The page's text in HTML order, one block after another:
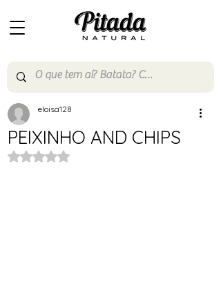
PEIXINHO AND CHIPS
eloisa128
Avaliado com NaN de 5 estrelas.